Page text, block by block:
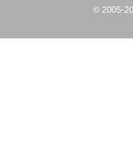
© 2005-